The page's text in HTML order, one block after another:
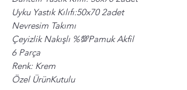
Uyku Yastık Kılıfı:50x70 2adet
Nevresim Takımı
Çeyizlik Nakışlı %💯Pamuk Akfil
6 Parça
Renk: Krem
Özel ÜrünKutulu